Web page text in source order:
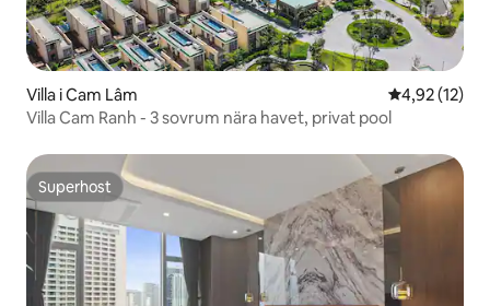
Villa i Cam Lâm 4,92 av 5 i
4,92 (12)
Villa Cam Ranh - 3 sovrum nära havet, privat pool
Superhost
Superhost